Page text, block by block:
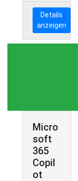
Details
anzeigen
Micro
soft
365
Copil
ot